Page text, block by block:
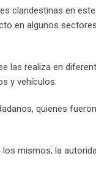
clandestinas en
en algunos
las realiza en
y vehículos.
quienes
mismos; la